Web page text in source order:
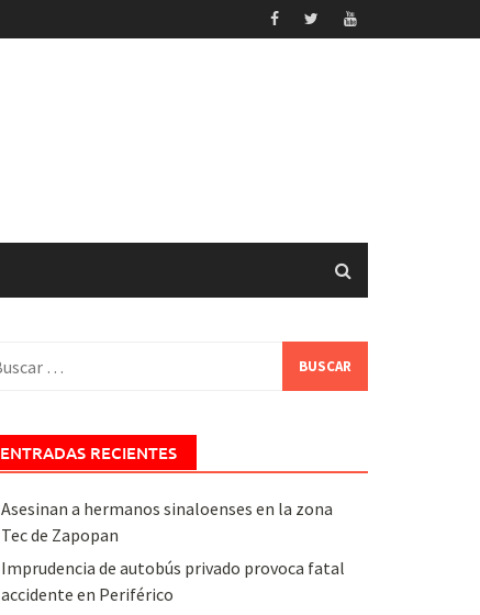
ENTRADAS RECIENTES
Asesinan a hermanos sinaloenses en la zona
Tec de Zapopan
Imprudencia de autobús privado provoca fatal
accidente en Periférico